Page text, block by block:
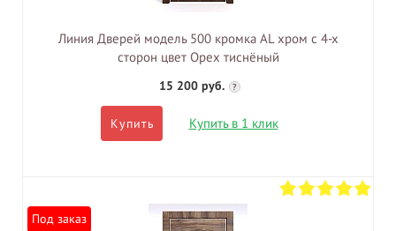
Линия Дверей модель 500 кромка AL хром с 4-х
сторон цвет Орех тиснёный
15 200 руб. ?
Купить Купить в 1 клик
Под заказ